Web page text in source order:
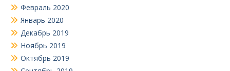
Февраль 2020
Январь 2020
Декабрь 2019
Ноябрь 2019
Октябрь 2019